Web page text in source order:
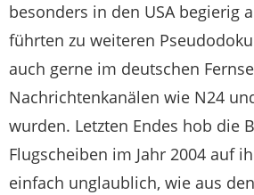
besonders in den USA begierig
führten zu weiteren
auch gerne im deutschen
Nachrichtenkanälen wie N24
wurden. Letzten Endes hob die
Flugscheiben im Jahr 2004 auf
einfach unglaublich, wie aus